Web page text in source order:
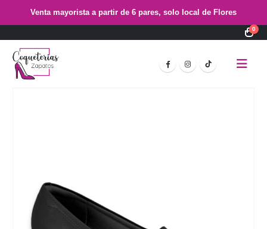
Venta mayorista a partir de 6 pares, solo local de Flores
0